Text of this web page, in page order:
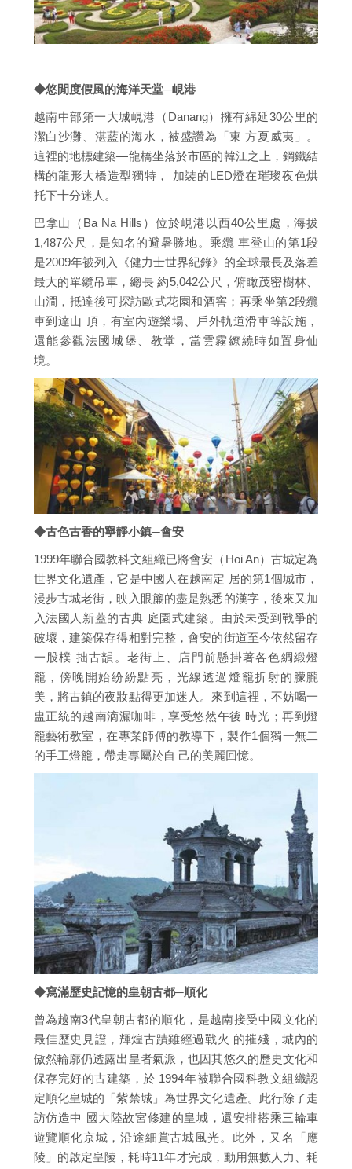
◆悠閒度假風的海洋天堂─峴港
越南中部第一大城峴港（Danang）擁有綿延30公里的
潔白沙灘、湛藍的海水，被盛讚為「東 方夏威夷」。
這裡的地標建築—龍橋坐落於市區的韓江之上，鋼鐵結
構的龍形大橋造型獨特， 加裝的LED燈在璀璨夜色烘
托下十分迷人。
巴拿山（Ba Na Hills）位於峴港以西40公里處，海拔
1,487公尺，是知名的避暑勝地。乘纜 車登山的第1段
是2009年被列入《健力士世界紀錄》的全球最長及落差
最大的單纜吊車，總長 約5,042公尺，俯瞰茂密樹林、
山澗，抵達後可探訪歐式花園和酒窖；再乘坐第2段纜
車到達山 頂，有室內遊樂場、戶外軌道滑車等設施，
還能參觀法國城堡、教堂，當雲霧繚繞時如置身仙
境。
◆古色古香的寧靜小鎮─會安
1999年聯合國教科文組織已將會安（Hoi An）古城定為
世界文化遺產，它是中國人在越南定 居的第1個城市，
漫步古城老街，映入眼簾的盡是熟悉的漢字，後來又加
入法國人新蓋的古典 庭園式建築。由於未受到戰爭的
破壞，建築保存得相對完整，會安的街道至今依然留存
一股樸 拙古韻。老街上、店門前懸掛著各色綢緞燈
籠，傍晚開始紛紛點亮，光線透過燈籠折射的朦朧
美，將古鎮的夜妝點得更加迷人。來到這裡，不妨喝一
盅正統的越南滴漏咖啡，享受悠然午後 時光；再到燈
籠藝術教室，在專業師傅的教導下，製作1個獨一無二
的手工燈籠，帶走專屬於自 己的美麗回憶。
◆寫滿歷史記憶的皇朝古都─順化
曾為越南3代皇朝古都的順化，是越南接受中國文化的
最佳歷史見證，輝煌古蹟雖經過戰火 的摧殘，城內的
傲然輪廓仍透露出皇者氣派，也因其悠久的歷史文化和
保存完好的古建築，於 1994年被聯合國科教文組織認
定順化皇城的「紫禁城」為世界文化遺產。此行除了走
訪仿造中 國大陸故宮修建的皇城，還安排搭乘三輪車
遊覽順化京城，沿途細賞古城風光。此外，又名「應
陵」的啟定皇陵，耗時11年才完成，動用無數人力、耗